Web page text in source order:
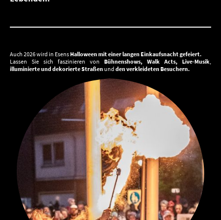
Auch 2026 wird in Esens Halloween mit einer langen Einkaufsnacht gefeiert.
Lassen Sie sich faszinieren von Bühnenshows, Walk Acts, Live-Musik
illuminierte und dekorierte Straßenund den verkleideten Besuchern.